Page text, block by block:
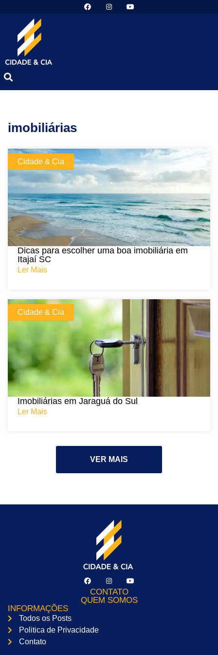
imobiliárias
Cidade & Cia
Dicas para escolher uma boa imobiliária em
Itajaí SC
Ler Mais
Cidade & Cia
Imobiliárias em Jaraguá do Sul
Ler Mais
VER MAIS
CONTATO
QUEM SOMOS
INFORMAÇÕES
Todos os Posts
Politica de Privacidade
Contato